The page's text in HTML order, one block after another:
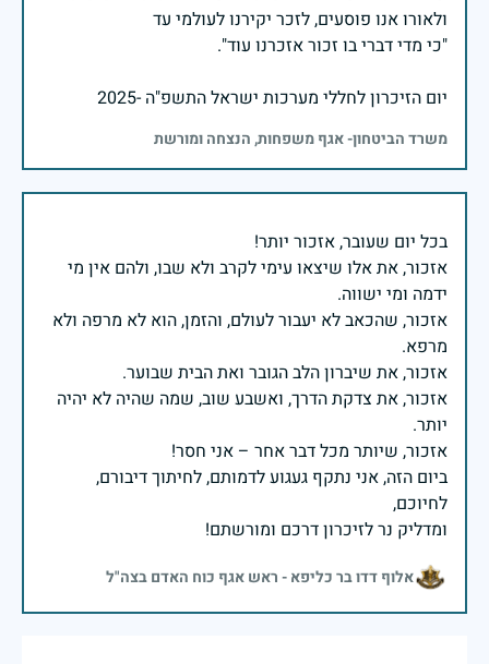
יום הזיכרון לחללי מערכות ישראל התשפ"ה -2025
משרד הביטחון- אגף משפחות, הנצחה ומורשת
אזכור, את אלו שיצאו עימי לקרב ולא שבו, ולהם אין מי
אזכור, שהכאב לא יעבור לעולם, והזמן, הוא לא מרפה ולא
אזכור, את צדקת הדרך, ואשבע שוב, שמה שהיה לא יהיה
ביום הזה, אני נתקף געגוע לדמותם, לחיתוך דיבורם,
ומדליק נר לזיכרון דרכם ומורשתם!
אלוף דדו בר כליפא - ראש אגף כוח האדם בצה"ל